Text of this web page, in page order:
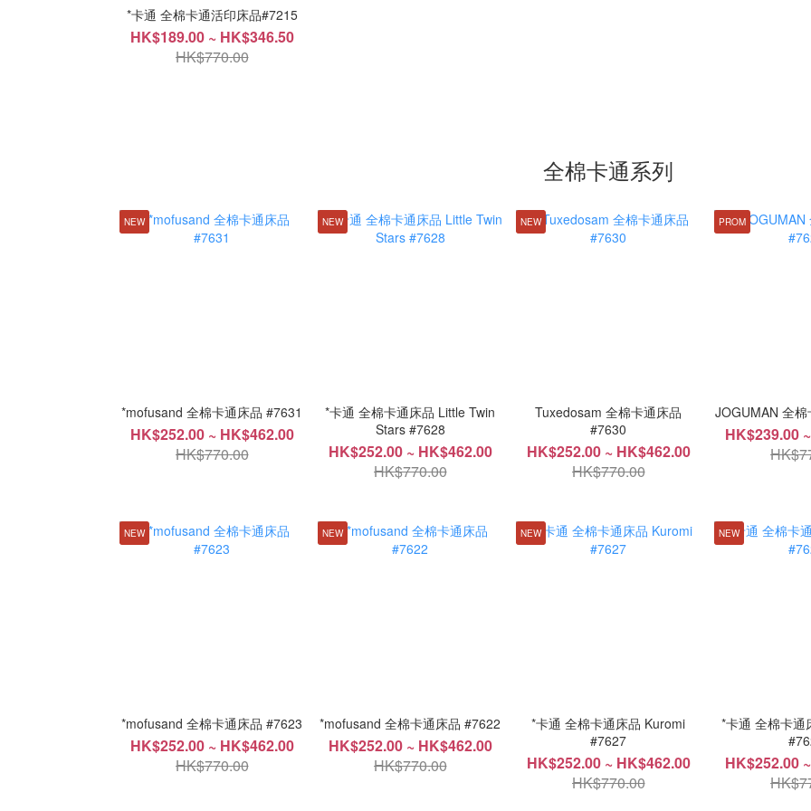
*卡通 全棉卡通活印床品#7215
HK$189.00 ~ HK$346.50
HK$770.00
全棉卡通系列
NEW
*mofusand 全棉卡通床品 #7631
HK$252.00 ~ HK$462.00
HK$770.00
NEW
*卡通 全棉卡通床品 Little Twin
Stars #7628
HK$252.00 ~ HK$462.00
HK$770.00
NEW
Tuxedosam 全棉卡通床品
#7630
HK$252.00 ~ HK$462.00
HK$770.00
PROM
JOGUMAN 全
HK$239.00
NEW
*mofusand 全棉卡通床品 #7623
HK$252.00 ~ HK$462.00
HK$770.00
NEW
*mofusand 全棉卡通床品 #7622
HK$252.00 ~ HK$462.00
HK$770.00
NEW
*卡通 全棉卡通床品 Kuromi
#7627
HK$252.00 ~ HK$462.00
HK$770.00
NEW
*卡通 全棉卡通
HK$252.00